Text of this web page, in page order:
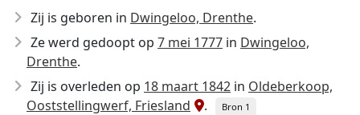
Zij is geboren in Dwingeloo, Drenthe.
Ze werd gedoopt op 7 mei 1777 in Dwingeloo,
Drenthe.
Zij is overleden op 18 maart 1842 in Oldeberkoop,
Ooststellingwerf, Friesland
. Bron 1